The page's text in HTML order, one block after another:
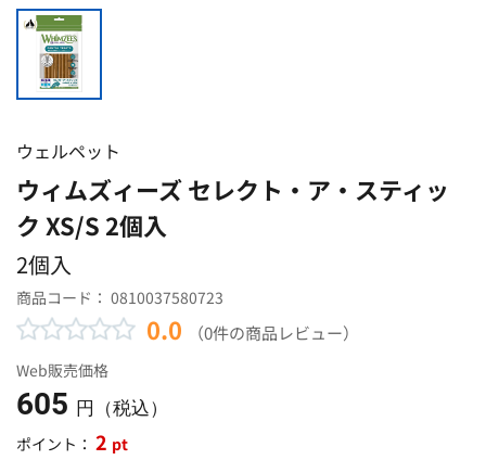
ウェルペット
ウィムズィーズ セレクト・ア・スティッ
ク XS/S 2個入
2個入
商品コード： 0810037580723
0.0 （0件の商品レビュー）
Web販売価格
605 円（税込）
ポイント： 2 pt